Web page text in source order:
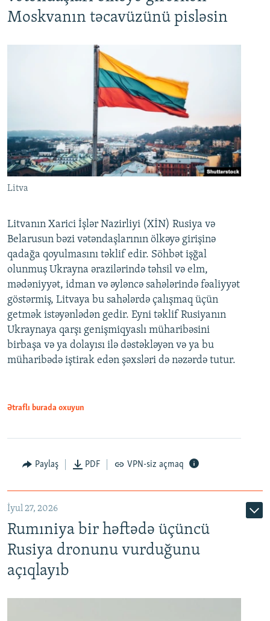
Moskvanın təcavüzünü pisləsin
Litva
Litvanın Xarici İşlər Nazirliyi (XİN) Rusiya və
Belarusun bəzi vətəndaşlarının ölkəyə girişinə
qadağa qoyulmasını təklif edir. Söhbət işğal
olunmuş Ukrayna ərazilərində təhsil və elm,
mədəniyyət, idman və əyləncə sahələrində fəaliyyət
göstərmiş, Litvaya bu sahələrdə çalışmaq üçün
getmək istəyənlədən gedir. Eyni təklif Rusiyanın
Ukraynaya qarşı genişmiqyaslı müharibəsini
birbaşa və ya dolayısı ilə dəstəkləyən və ya bu
müharibədə iştirak edən şəxsləri də nəzərdə tutur.
Ətraflı burada oxuyun
Paylaş PDF VPN-siz açmaq
İyul 27, 2026
Rumıniya bir həftədə üçüncü
Rusiya dronunu vurduğunu
açıqlayıb